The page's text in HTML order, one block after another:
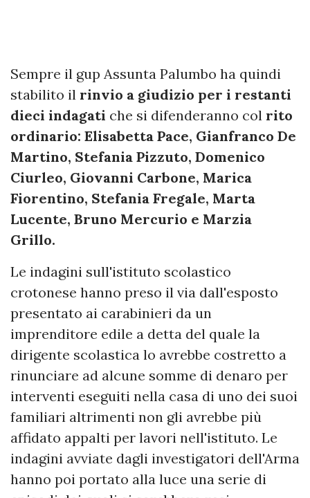
Sempre il gup Assunta Palumbo ha quindi
stabilito il rinvio a giudizio per i restanti
dieci indagati che si difenderanno col rito
ordinario: Elisabetta Pace, Gianfranco De
Martino, Stefania Pizzuto, Domenico
Ciurleo, Giovanni Carbone, Marica
Fiorentino, Stefania Fregale, Marta
Lucente, Bruno Mercurio e Marzia
Grillo.
Le indagini sull'istituto scolastico
crotonese hanno preso il via dall'esposto
presentato ai carabinieri da un
imprenditore edile a detta del quale la
dirigente scolastica lo avrebbe costretto a
rinunciare ad alcune somme di denaro per
interventi eseguiti nella casa di uno dei suoi
familiari altrimenti non gli avrebbe più
affidato appalti per lavori nell'istituto. Le
indagini avviate dagli investigatori dell'Arma
hanno poi portato alla luce una serie di